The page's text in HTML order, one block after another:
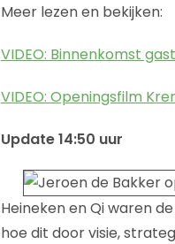
Meer lezen en bekijken:
VIDEO: Binnenkomst
VIDEO: Openingsfilm
Update 14:50 uur
Heineken en Qi waren de
hoe dit door visie,